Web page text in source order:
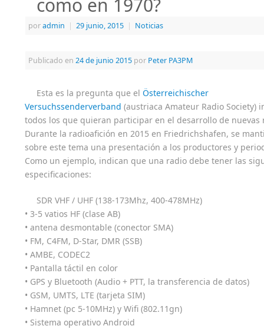
como en 1970?
poradmin | 29 junio, 2015 | Noticias
Publicado en 24 de junio 2015 por Peter PA3PM
Esta es la pregunta que el Österreichischer
Versuchssenderverband (austriaca Amateur Radio Society)
todos los que quieran participar en el desarrollo de nuevas
Durante la radioafición en 2015 en Friedrichshafen, se
sobre este tema una presentación a los productores y
Como un ejemplo, indican que una radio debe tener las
especificaciones:
SDR VHF / UHF (138-173Mhz, 400-478MHz)
• 3-5 vatios HF (clase AB)
• antena desmontable (conector SMA)
• FM, C4FM, D-Star, DMR (SSB)
• AMBE, CODEC2
• Pantalla táctil en color
• GPS y Bluetooth (Audio + PTT, la transferencia de datos)
• GSM, UMTS, LTE (tarjeta SIM)
• Hamnet (pc 5-10MHz) y Wifi (802.11gn)
• Sistema operativo Android